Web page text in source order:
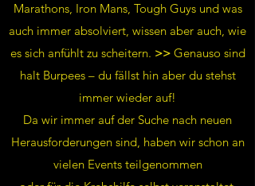
Marathons, Iron Mans, Tough Guys und was
auch immer absolviert, wissen aber auch, wie
es sich anfühlt zu scheitern. >>Genauso sind
halt Burpees – du fällst hin aber du stehst
immer wieder auf!
Da wir immer auf der Suche nach neuen
Herausforderungen sind, haben wir schon an
vielen Events teilgenommen